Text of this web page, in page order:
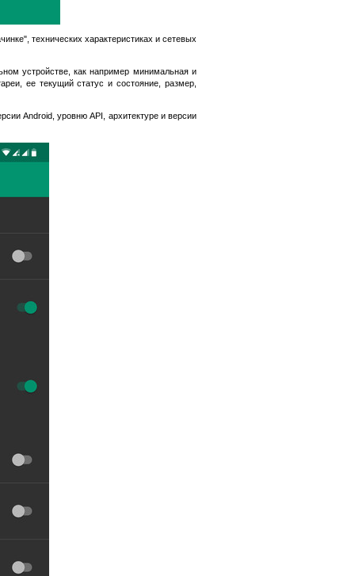
технических характеристиках и сетевых
устройстве, как например минимальная и
ее текущий статус и состояние, размер,
Android, уровню API, архитектуре и версии